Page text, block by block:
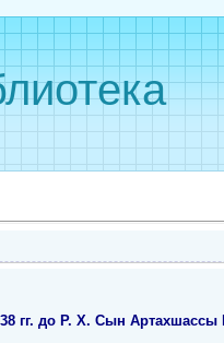
до Р. Х. Сын Артахшассы